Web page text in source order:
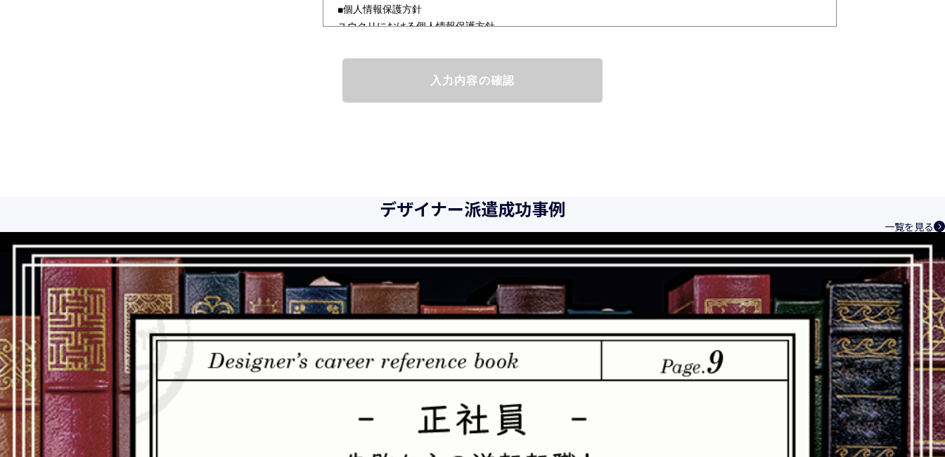
■個人情報保護方針
ユウクリにおける個人情報保護方針
とし、資質のあるクリエイタ－発掘から、活躍の場の提供、成長支援・育成等、クリエイティブ領域で独創的
なサービスを提供するクリエイターエージェンシーとして事業を行っており、お客様、お取引先関係者の個人
向、社会的要請の変化、経営環境の変動等を常に認識しながら、その継続的改善に、全社を挙げて取り組むこ
当社は、事業の目的に適切な個人情報の取得・利用及び提供を行い、特定された利用目的の達成に必要な範囲
当社は個人情報の取扱いに関する法令、国が定める指針その他の規範を遵守致します。
当社は個人情報の漏えい、滅失、き損などのリスクに対しては、合理的な安全対策を講じて防止する規程、体
制を構築し、継続的に向上させていきます。また、万一の際には速やかに是正措置を講じます。
当社は個人情報取扱いに関する苦情及び相談に対しては、迅速かつ誠実に対応致します。
個人情報保護マネジメントシステムは、当社を取り巻く環境の変化と実情を踏まえ、適時・適切に見直して継
続的に改善をはかっていきます。
株式会社 ユウクリ 個人情報保護管理責任者 安部 洋平
〒151-0073 東京都渋谷区笹塚1-55-7 マルエスファーストビル 7F
メールアドレス：
info@y-create.co.jp
デザイナー派遣成功事例
一覧を見る